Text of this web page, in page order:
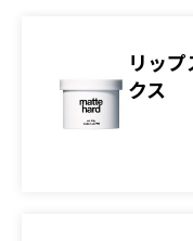
リッ
クス